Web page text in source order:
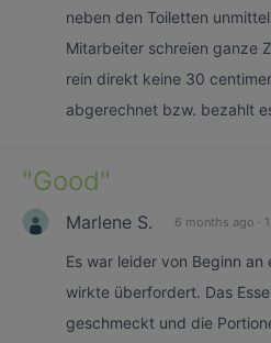
neben den Toiletten
Mitarbeiter schreien ganze
rein direkt keine 30
abgerechnet bzw. bezahlt
"Good"
Marlene S. 6 months ago ·
Es war leider von Beginn
wirkte überfordert. Das
geschmeckt und die